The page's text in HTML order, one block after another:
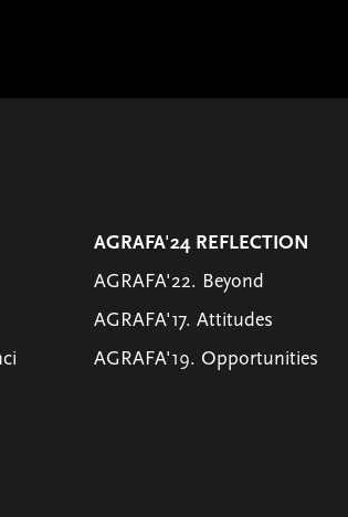
AGRAFA'24 REFLECTION
AGRAFA'22. Beyond
AGRAFA'17. Attitudes
AGRAFA'19. Opportunities